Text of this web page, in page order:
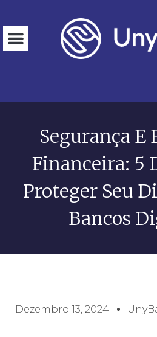
Segurança E
Financeira: 5
Proteger Seu
Bancos
Dezembro 13, 2024